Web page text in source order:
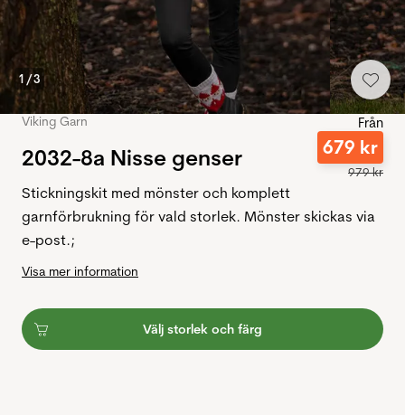
1 /3
Viking Garn
2032-8a Nisse genser
Från
679 kr
979kr
Stickningskit med mönster och komplett
garnförbrukning för vald storlek. Mönster skickas via
e-post.;
Visa mer information
Välj storlek och färg